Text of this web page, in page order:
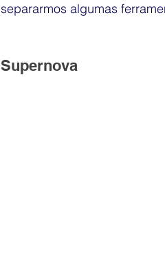
Vocação digital
separarmos algumas
Supernova